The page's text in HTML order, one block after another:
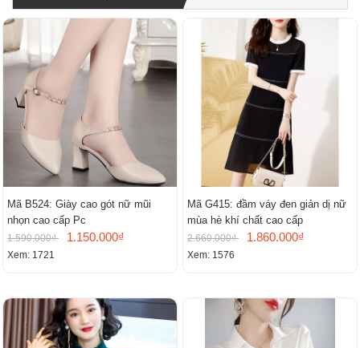
Mã B524: Giày cao gót nữ mũi
nhọn cao cấp Pc
1.590.000₫ 1.150.000₫
Xem: 1721
Mã G415: đầm váy đen giản dị nữ
mùa hè khí chất cao cấp
2.660.000₫ 1.860.000₫
Xem: 1576